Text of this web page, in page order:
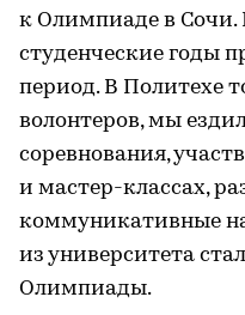
к Олимпиаде в Сочи.
студенческие годы
период. В Политехе
волонтеров, мы
соревнования,
и мастер-классах,
коммуникативные
из университета
Олимпиады.